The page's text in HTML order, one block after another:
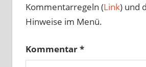
Kommentarregeln (Link) und
Hinweise im Menü.
Kommentar*